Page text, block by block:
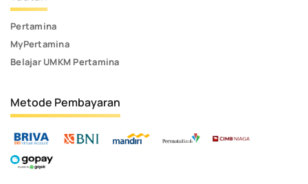
Pertamina
MyPertamina
Belajar UMKM Pertamina
Metode Pembayaran